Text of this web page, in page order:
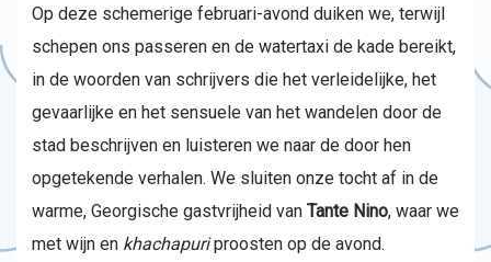
Op deze schemerige februari-avond duiken we, terwijl
schepen ons passeren en de watertaxi de kade bereikt,
in de woorden van schrijvers die het verleidelijke, het
gevaarlijke en het sensuele van het wandelen door de
stad beschrijven en luisteren we naar de door hen
opgetekende verhalen. We sluiten onze tocht af in de
warme, Georgische gastvrijheid van Tante Nino, waar we
met wijn en khachapuriproosten op de avond.